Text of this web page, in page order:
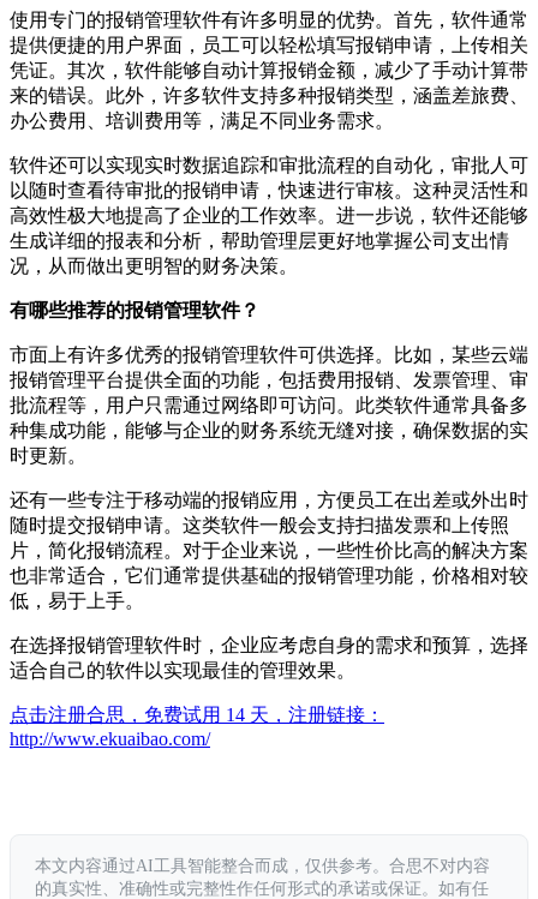
使用专门的报销管理软件有许多明显的优势。首先，软件通常
提供便捷的用户界面，员工可以轻松填写报销申请，上传相关
凭证。其次，软件能够自动计算报销金额，减少了手动计算带
来的错误。此外，许多软件支持多种报销类型，涵盖差旅费、
办公费用、培训费用等，满足不同业务需求。
软件还可以实现实时数据追踪和审批流程的自动化，审批人可
以随时查看待审批的报销申请，快速进行审核。这种灵活性和
高效性极大地提高了企业的工作效率。进一步说，软件还能够
生成详细的报表和分析，帮助管理层更好地掌握公司支出情
况，从而做出更明智的财务决策。
有哪些推荐的报销管理软件？
市面上有许多优秀的报销管理软件可供选择。比如，某些云端
报销管理平台提供全面的功能，包括费用报销、发票管理、审
批流程等，用户只需通过网络即可访问。此类软件通常具备多
种集成功能，能够与企业的财务系统无缝对接，确保数据的实
时更新。
还有一些专注于移动端的报销应用，方便员工在出差或外出时
随时提交报销申请。这类软件一般会支持扫描发票和上传照
片，简化报销流程。对于企业来说，一些性价比高的解决方案
也非常适合，它们通常提供基础的报销管理功能，价格相对较
低，易于上手。
在选择报销管理软件时，企业应考虑自身的需求和预算，选择
适合自己的软件以实现最佳的管理效果。
点击注册合思，免费试用 14 天，注册链接：
http://www.ekuaibao.com/
本文内容通过AI工具智能整合而成，仅供参考。合思不对内容
的真实性、准确性或完整性作任何形式的承诺或保证。如有任